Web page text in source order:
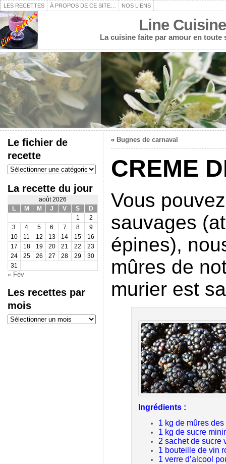
LES RECETTES À PROPOS DE CE SITE… NOS LIENS
Line Cuisine
La cuisine faite par amour en
Le fichier de
recette
Le
fichier
recette
La recette du jour
août 2026
L
M M J V S
D
1
2
3
4 5 6 7 8
9
10
11 12 13 14 15
16
17
18 19 20 21 22
23
24
25 26 27 28 29
30
31
« Fév
Les recettes par
mois
Les
recettes
« Bugnes de carnaval
CREME
Vous
sauvages
épines),
mûres de
murier est
Ingrédients :
1 kg de mûres
1 kg de sucre
2 sachet de sucre
1 bouteille de vin
1 verre d’alcool